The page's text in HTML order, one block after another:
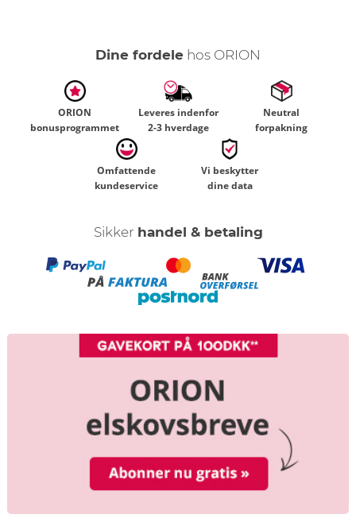
Dine fordele hos ORION
ORION
bonusprogrammet
Leveres indenfor
2-3 hverdage
Neutral
forpakning
Omfattende
kundeservice
Vi beskytter
dine data
Sikker handel & betaling